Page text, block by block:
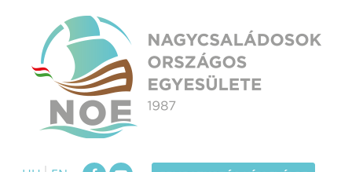
content